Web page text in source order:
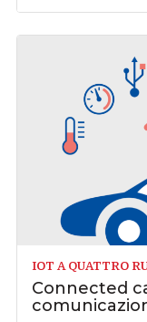
IOT A QUATTRO
Connected